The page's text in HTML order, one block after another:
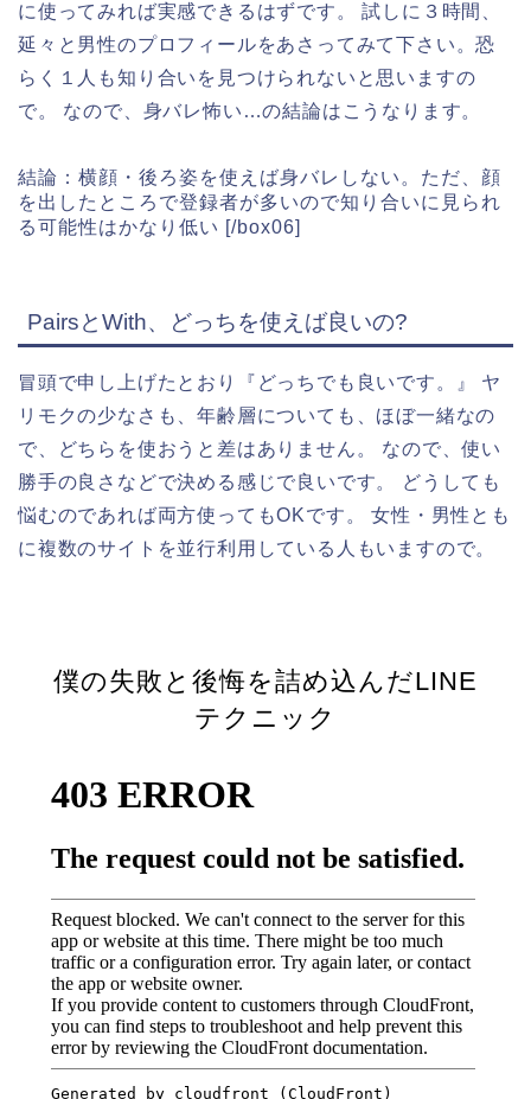
に使ってみれば実感できるはずです。 試しに３時間、
延々と男性のプロフィールをあさってみて下さい。恐
らく１人も知り合いを見つけられないと思いますの
で。 なので、身バレ怖い…の結論はこうなります。
結論：横顔・後ろ姿を使えば身バレしない。ただ、顔
を出したところで登録者が多いので知り合いに見られ
る可能性はかなり低い [/box06]
PairsとWith、どっちを使えば良いの?
冒頭で申し上げたとおり『どっちでも良いです。』 ヤ
リモクの少なさも、年齢層についても、ほぼ一緒なの
で、どちらを使おうと差はありません。 なので、使い
勝手の良さなどで決める感じで良いです。 どうしても
悩むのであれば両方使ってもOKです。 女性・男性とも
に複数のサイトを並行利用している人もいますので。
僕の失敗と後悔を詰め込んだLINE
テクニック